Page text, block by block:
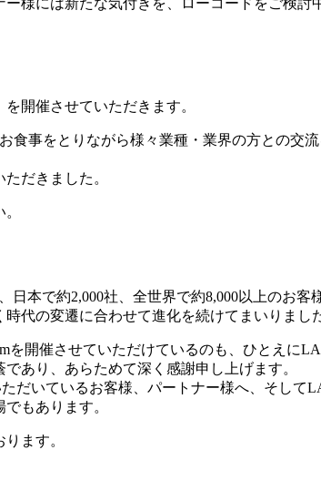
開催させていただきます。
食事をとりながら様々業種・業界の方との交
だきました。
日本で約2,000社、全世界で約8,000以上のお客
代の変遷に合わせて進化を続けてまいりまし
を開催させていただけているのも、ひとえに
あり、あらためて深く感謝申し上げます。
だいているお客様、パートナー様へ、そして
もあります。
ます。